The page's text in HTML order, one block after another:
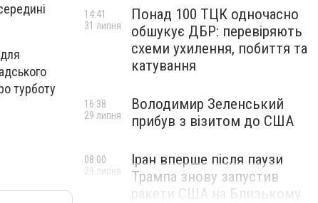
турботу
Понад 100 ТЦК одночасно
обшукує ДБР: перевіряють
схеми ухилення, побиття та
катування
14:41
31 липня
Володимир Зеленський
прибув з візитом до США
16:38
29 липня
Іран вперше після паузи
Трампа знову запустив
ракети США на Близькому
08:00
29 липня